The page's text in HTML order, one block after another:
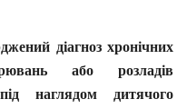
діагноз хронічних
або розладів
наглядом дитячого